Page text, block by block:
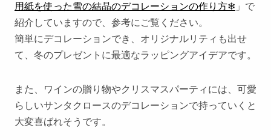
用紙を使った雪の結晶のデコレーションの作り方❄ 」で
紹介していますので、参考にご覧ください。
簡単にデコレーションでき、オリジナルリティも出せ
て、冬のプレゼントに最適なラッピングアイデアです。
また、ワインの贈り物やクリスマスパーティには、可愛
らしいサンタクロースのデコレーションで持っていくと
大変喜ばれそうです。